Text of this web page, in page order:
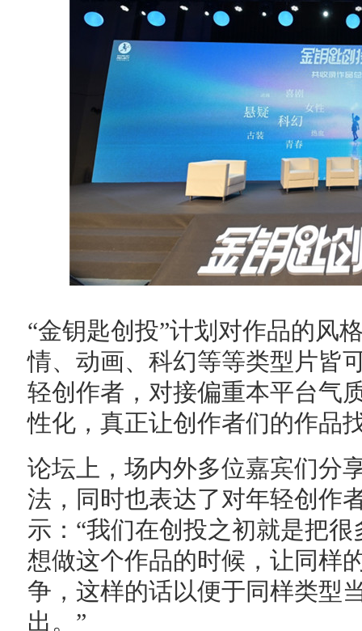
“金钥匙创投”计划对作品的风
情、动画、科幻等等类型片皆
轻创作者，对接偏重本平台气
性化，真正让创作者们的作品
论坛上，场内外多位嘉宾们分
法，同时也表达了对年轻创作
示：“我们在创投之初就是把
想做这个作品的时候，让同样
争，这样的话以便于同样类型
出。”